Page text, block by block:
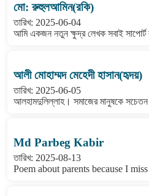
মো: রুহুলআমিন(রকি)
তারিখ: 2025-06-04
আমি একজন নতুন ক্ষুদ্র লেখক সবাই সাপোর্ট
আলী মোহাম্মদ মেহেদী হাসান(হৃদয়)
তারিখ: 2025-06-05
আলহামদুলিল্লাহ। সমাজের মানুষকে
Md Parbeg Kabir
তারিখ: 2025-08-13
Poem about parents because I